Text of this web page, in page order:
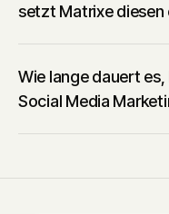
setzt Matrixe diesen
Wie lange dauert
Social Media